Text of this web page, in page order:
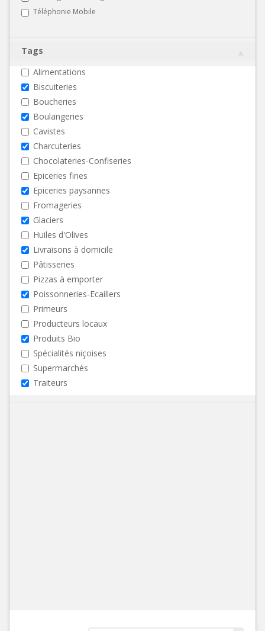
Téléphonie Mobile
Tags
Alimentations
Biscuiteries
Boucheries
Boulangeries
Cavistes
Charcuteries
Chocolateries-Confiseries
Epiceries fines
Epiceries paysannes
Fromageries
Glaciers
Huiles d'Olives
Livraisons à domicile
Pâtisseries
Pizzas à emporter
Poissonneries-Ecaillers
Primeurs
Producteurs locaux
Produits Bio
Spécialités niçoises
Supermarchés
Traiteurs